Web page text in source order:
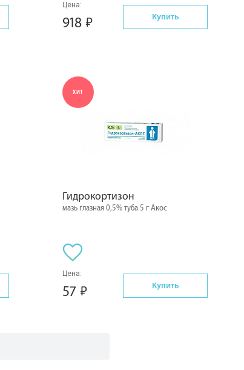
Цена:
918 Купить
ХИТ
Гидрокортизон
мазь глазная 0,5% туба 5 г Акос
Цена:
57 Купить